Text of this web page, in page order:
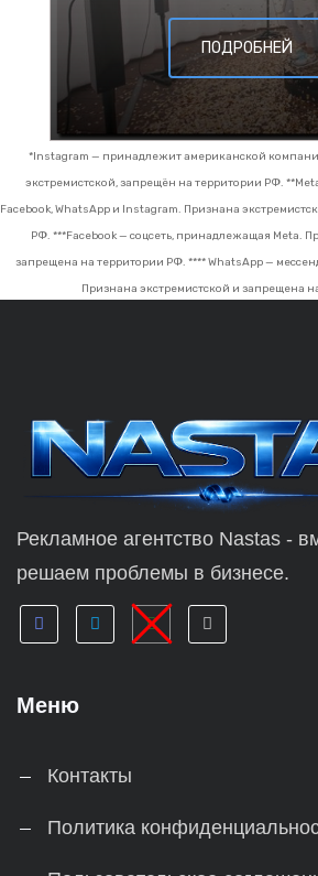
ПОДРОБНЕЙ
*Instagram — принадлежит американской
экстремистской, запрещён на территории РФ.
Facebook, WhatsApp и Instagram. Признана
РФ. ***Facebook — соцсеть, принадлежащая Meta.
запрещена на территории РФ. **** WhatsApp —
Признана экстремистской и запрещена
Рекламное агентство Nastas -
решаем проблемы в бизнесе.
Меню
Контакты
Политика